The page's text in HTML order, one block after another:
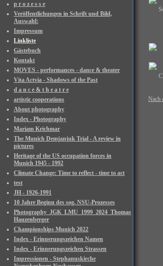
p r o z e s s e
Veröffentlichungen in Schrift und Bild,
Auswahl:
Impressum
Linkliste
Gästebuch
Kontakt
MOVES - performances - dance & theater
Vita Actvia - Shadows of the Past
d a n c e & t h e a t r e
artistic cooperations
About photography
Index - Photography
Mariam Krichmar
The Munich Demjanjuk Trial - A review in
pictures
Heritage of the US occupation forces in
Munich 1945 - 1992
Climate Change: Time to reflect - time to act
test
JH - 1926-1991
10 Jahre Beginn des sog. NSU-Prozesses
Photography_JGK_LMU_1999_2024_Thomas
Hauzenberger
Championships Munich 2022
Index - Erinnerungszeichen Namen
Index - Erinnerungszeichen Strassen
Impressionen - Stephanuskirche
Nach